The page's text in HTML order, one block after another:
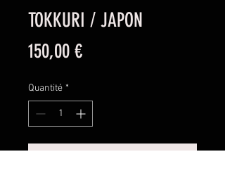
TOKKURI / JAPON
150,00 €Prix
Quantité *